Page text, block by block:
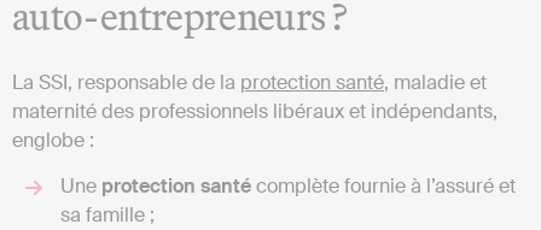
auto-entrepreneurs ?
La SSI, responsable de la protection santé, maladie et
maternité des professionnels libéraux et indépendants,
englobe :
Une protection santécomplète fournie à l’assuré et
sa famille ;